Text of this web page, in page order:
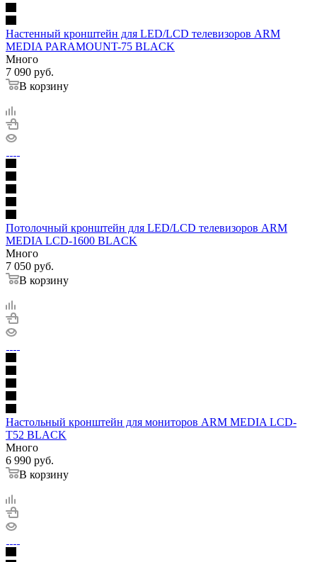
Настенный кронштейн для LED/LCD телевизоров ARM
MEDIA PARAMOUNT-75 BLACK
Много
7 090 руб.
В корзину
Потолочный кронштейн для LED/LCD телевизоров ARM
MEDIA LCD-1600 BLACK
Много
7 050 руб.
В корзину
Настольный кронштейн для мониторов ARM MEDIA LCD-
T52 BLACK
Много
6 990 руб.
В корзину